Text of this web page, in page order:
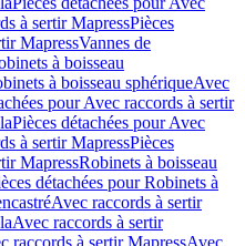
à sertir MapressPièces
MapressVannes de
à boisseau
à boisseau sphériqueAvec
pour Avec raccords à sertir
Pièces détachées pour Avec
à sertir MapressPièces
MapressRobinets à boisseau
détachées pour Robinets à
Avec raccords à sertir
Avec raccords à sertir
raccords à sertir MapressAvec